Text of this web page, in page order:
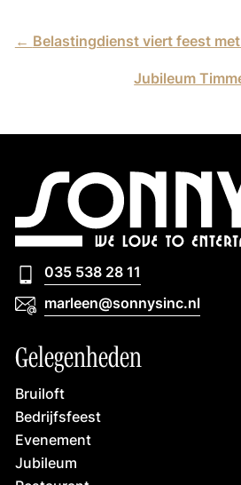
← Belastingdienst viert feest
Jubileum
035 538 28 11
035 538 28 11
marleen@sonnysinc.nl
Gelegenheden
Bruiloft
Bedrijfsfeest
Evenement
Jubileum